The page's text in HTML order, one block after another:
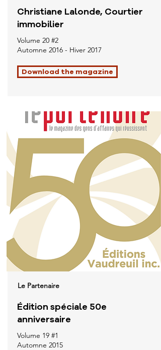
Christiane Lalonde, Courtier
immobilier
Volume 20 #2
Automne 2016 - Hiver 2017
Download the magazine
Le Partenaire
Édition spéciale 50e
anniversaire
Volume 19 #1
Automne 2015